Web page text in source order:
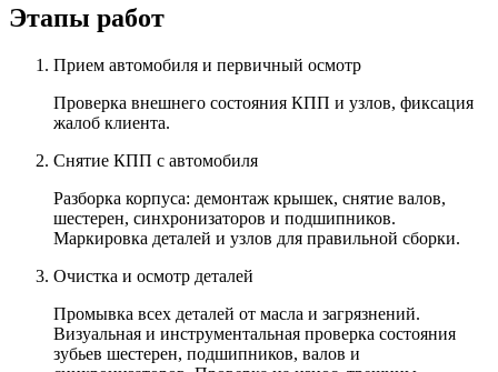
Этапы работ
Прием автомобиля и первичный осмотр
Проверка внешнего состояния КПП и узлов, фиксация
жалоб клиента.
Снятие КПП с автомобиля
Разборка корпуса: демонтаж крышек, снятие валов,
шестерен, синхронизаторов и подшипников.
Маркировка деталей и узлов для правильной сборки.
Очистка и осмотр деталей
Промывка всех деталей от масла и загрязнений.
Визуальная и инструментальная проверка состояния
зубьев шестерен, подшипников, валов и